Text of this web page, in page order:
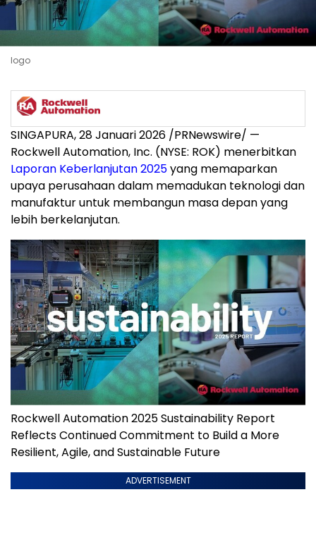
logo
SINGAPURA, 28 Januari 2026 /PRNewswire/ —
Rockwell Automation, Inc. (NYSE: ROK) menerbitkan
Laporan Keberlanjutan 2025yang memaparkan
upaya perusahaan dalam memadukan teknologi dan
manufaktur untuk membangun masa depan yang
lebih berkelanjutan.
Rockwell Automation 2025 Sustainability Report
Reflects Continued Commitment to Build a More
Resilient, Agile, and Sustainable Future
ADVERTISEMENT